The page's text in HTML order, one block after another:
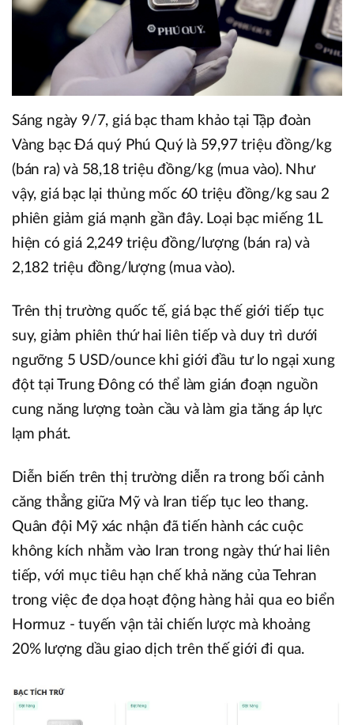
Sáng ngày 9/7, giá bạc tham khảo tại Tập đoàn
Vàng bạc Đá quý Phú Quý là 59,97 triệu đồng/kg
(bán ra) và 58,18 triệu đồng/kg (mua vào). Như
vậy, giá bạc lại thủng mốc 60 triệu đồng/kg sau 2
phiên giảm giá mạnh gần đây. Loại bạc miếng 1L
hiện có giá 2,249 triệu đồng/lượng (bán ra) và
2,182 triệu đồng/lượng (mua vào).
Trên thị trường quốc tế, giá bạc thế giới tiếp tục
suy, giảm phiên thứ hai liên tiếp và duy trì dưới
ngưỡng 5 USD/ounce khi giới đầu tư lo ngại xung
đột tại Trung Đông có thể làm gián đoạn nguồn
cung năng lượng toàn cầu và làm gia tăng áp lực
lạm phát.
Diễn biến trên thị trường diễn ra trong bối cảnh
căng thẳng giữa Mỹ và Iran tiếp tục leo thang.
Quân đội Mỹ xác nhận đã tiến hành các cuộc
không kích nhằm vào Iran trong ngày thứ hai liên
tiếp, với mục tiêu hạn chế khả năng của Tehran
trong việc đe dọa hoạt động hàng hải qua eo biển
Hormuz - tuyến vận tải chiến lược mà khoảng
20% lượng dầu giao dịch trên thế giới đi qua.